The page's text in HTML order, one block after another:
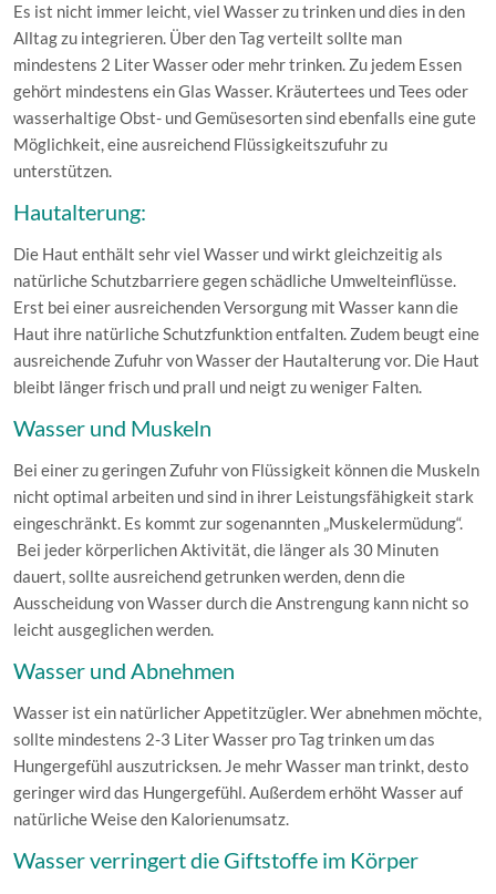
Es ist nicht immer leicht, viel Wasser zu trinken und dies in den
Alltag zu integrieren. Über den Tag verteilt sollte man
mindestens 2 Liter Wasser oder mehr trinken. Zu jedem Essen
gehört mindestens ein Glas Wasser. Kräutertees und Tees oder
wasserhaltige Obst- und Gemüsesorten sind ebenfalls eine gute
Möglichkeit, eine ausreichend Flüssigkeitszufuhr zu
unterstützen.
Hautalterung:
Die Haut enthält sehr viel Wasser und wirkt gleichzeitig als
natürliche Schutzbarriere gegen schädliche Umwelteinflüsse.
Erst bei einer ausreichenden Versorgung mit Wasser kann die
Haut ihre natürliche Schutzfunktion entfalten. Zudem beugt eine
ausreichende Zufuhr von Wasser der Hautalterung vor. Die Haut
bleibt länger frisch und prall und neigt zu weniger Falten.
Wasser und Muskeln
Bei einer zu geringen Zufuhr von Flüssigkeit können die Muskeln
nicht optimal arbeiten und sind in ihrer Leistungsfähigkeit stark
eingeschränkt. Es kommt zur sogenannten „Muskelermüdung“.
Bei jeder körperlichen Aktivität, die länger als 30 Minuten
dauert, sollte ausreichend getrunken werden, denn die
Ausscheidung von Wasser durch die Anstrengung kann nicht so
leicht ausgeglichen werden.
Wasser und Abnehmen
Wasser ist ein natürlicher Appetitzügler. Wer abnehmen möchte,
sollte mindestens 2-3 Liter Wasser pro Tag trinken um das
Hungergefühl auszutricksen. Je mehr Wasser man trinkt, desto
geringer wird das Hungergefühl. Außerdem erhöht Wasser auf
natürliche Weise den Kalorienumsatz.
Wasser verringert die Giftstoffe im Körper